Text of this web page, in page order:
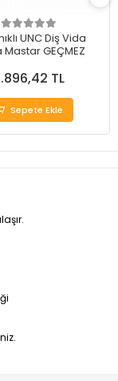
UNC Diş Vida
Mastar GEÇMEZ
TL
Sepete Ekle